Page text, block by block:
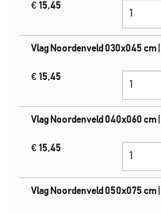
€ 15,45
Vlag Noordenveld 030x045 cm
€ 15,45
Vlag Noordenveld 040x060 cm
€ 15,45
Vlag Noordenveld 050x075 cm